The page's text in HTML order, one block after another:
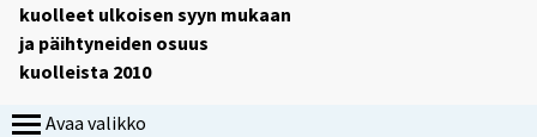
kuolleet ulkoisen syyn mukaan
ja päihtyneiden osuus
kuolleista 2010
Avaa valikko